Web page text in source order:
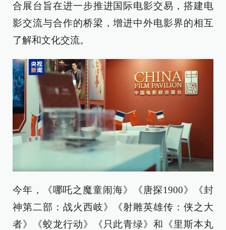
合展台旨在进一步推进国际电影交易，搭建电
影交流与合作的桥梁，增进中外电影界的相互
了解和文化交流。
今年，《哪吒之魔童闹海》《唐探1900》《封
神第二部：战火西岐》《射雕英雄传：侠之大
者》《蛟龙行动》《只此青绿》和《里斯本丸